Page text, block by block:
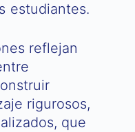
estudiantes.
reflejan
rigurosos,
que